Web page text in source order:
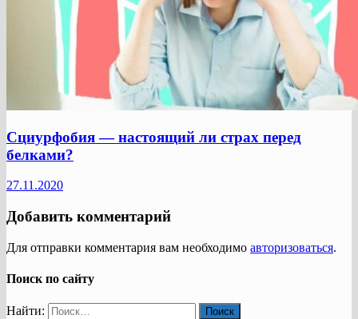
Сциурфобия — настоящий ли страх перед
белками?
27.11.2020
Добавить комментарий
Для отправки комментария вам необходимо авторизоваться.
Поиск по сайту
Найти: